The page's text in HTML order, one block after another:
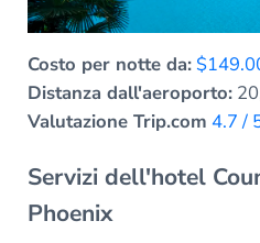
Costo per notte da:
Distanza dall'aeroporto:
Valutazione Trip.com 4.7 /
Servizi dell'hotel
Phoenix